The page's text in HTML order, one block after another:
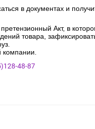
в документах и
Акт, в
товара,
48-87